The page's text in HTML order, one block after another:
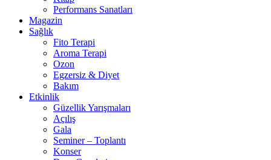
Performans Sanatları
Magazin
Sağlık
Fito Terapi
Aroma Terapi
Ozon
Egzersiz & Diyet
Bakım
Etkinlik
Güzellik Yarışmaları
Açılış
Gala
Seminer – Toplantı
Konser